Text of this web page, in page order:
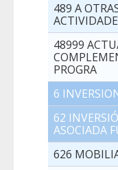
489 A
48999
PROGRA
6
62
ASOCIADA
626